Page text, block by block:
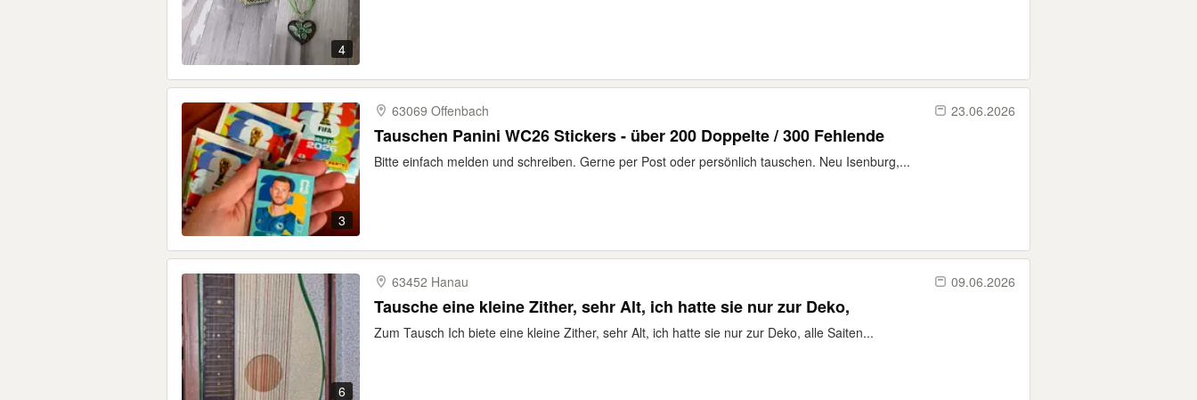
4
3
63069 Offenbach 23.06.2026
Tauschen Panini WC26 Stickers - über 200 Doppelte / 300 Fehlende
Bitte einfach melden und schreiben. Gerne per Post oder persönlich tauschen. Neu Isenburg,...
6
63452 Hanau 09.06.2026
Tausche eine kleine Zither, sehr Alt, ich hatte sie nur zur Deko,
Zum Tausch Ich biete eine kleine Zither, sehr Alt, ich hatte sie nur zur Deko, alle Saiten...